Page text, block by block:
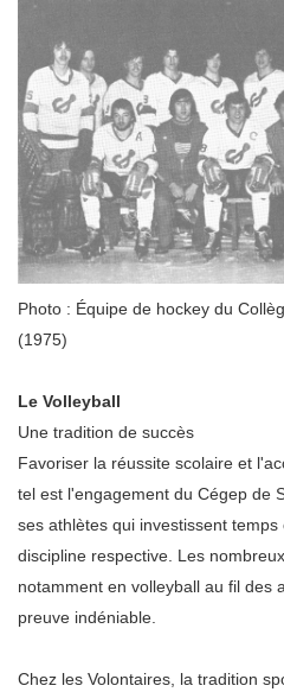
Photo : Équipe de hockey du
(1975)
Le Volleyball
Une tradition de succès
Favoriser la réussite scolaire et
tel est l'engagement du Cégep de
ses athlètes qui investissent
discipline respective. Les
notamment en volleyball au fil des
preuve indéniable.
Chez les Volontaires, la tradition